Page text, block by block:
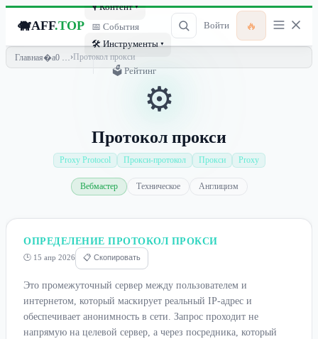
🐗AFF.TOP
🎙 Контент ▾
📅 События
🛠 Инструменты ▾
🗳 Рейтинг
Войти 🔥
Главная › Протокол прокси
⚙️
Протокол прокси
Proxy Protocol Прокси-протокол Прокси Proxy
Вебмастер Техническое Англицизм
ОПРЕДЕЛЕНИЕ ПРОТОКОЛ ПРОКСИ
🕒 15 апр 2026 📋 Скопировать
Это промежуточный сервер между пользователем и
интернетом, который маскирует реальный IP-адрес и
обеспечивает анонимность в сети. Запрос проходит не
напрямую на целевой сервер, а через посредника, который